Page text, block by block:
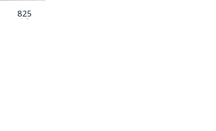
825
visitas